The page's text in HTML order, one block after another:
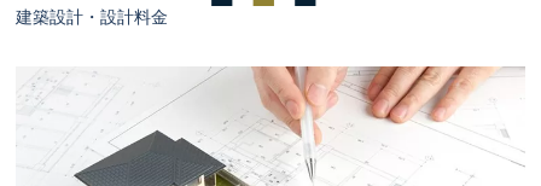
建築設計・設計料金